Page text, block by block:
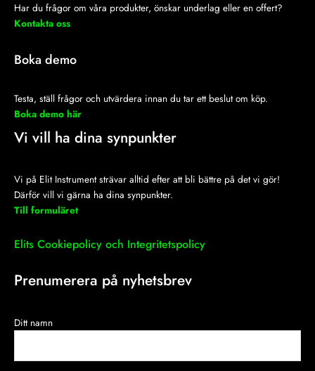
Har du frågor om våra produkter, önskar underlag eller en offert?
Kontakta oss
Boka demo
Testa, ställ frågor och utvärdera innan du tar ett beslut om köp.
Boka demo här
Vi vill ha dina synpunkter
Vi på Elit Instrument strävar alltid efter att bli bättre på det vi gör!
Därför vill vi gärna ha dina synpunkter.
Till formuläret
Elits Cookiepolicy och Integritetspolicy
Prenumerera på nyhetsbrev
Ditt namn